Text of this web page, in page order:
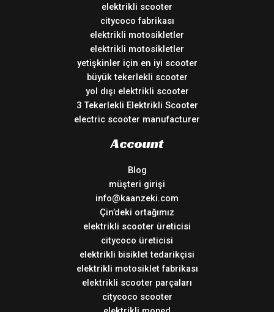
elektrikli scooter
citycoco fabrikası
elektrikli motosikletler
elektrikli motosikletler
yetişkinler için en iyi scooter
büyük tekerlekli scooter
yol dışı elektrikli scooter
3 Tekerlekli Elektrikli Scooter
electric scooter manufacturer
Account
Blog
müşteri girişi
info@kaanzeki.com
Çin’deki ortağımız
elektrikli scooter üreticisi
citycoco üreticisi
elektrikli bisiklet tedarikçisi
elektrikli motosiklet fabrikası
elektrikli scooter parçaları
citycoco scooter